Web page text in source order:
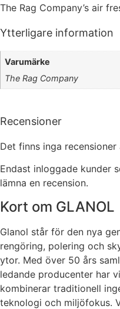
The Rag Company’s air
Ytterligare information
Varumärke
The Rag Company
Recensioner
Det finns inga recensioner
Endast inloggade kunder
lämna en recension.
Kort om GLANOL
Glanol står för den nya
rengöring, polering och
ytor. Med över 50 års
ledande producenter har
kombinerar traditionell
teknologi och miljöfokus.
Nödvändiga
bort. De
hemsidan
ska fungera.
Statistik
kunna
förbättra
hemsidans
funktionalitet
och
uppbyggnad,
baserat på